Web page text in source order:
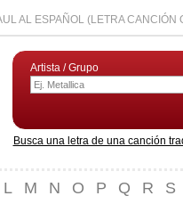
AL ESPAÑOL (LETRA
Artista / Grupo
Busca una letra de una canción
L M N O P Q R S